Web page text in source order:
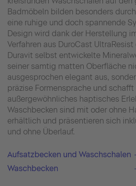
Badmöbeln bilden besonders
eine ruhige und doch spannende
Design wird dank der Herstellung
Verfahren aus DuroCast
Duravit selbst entwickelte
seiner samtig matten Oberfläche
ausgesprochen elegant aus,
präzise Formensprache und schafft
außergewöhnliches haptisches
Waschbecken sind mit oder ohne
erhältlich und präsentieren sich
und ohne Überlauf.
Aufsatzbecken und Waschschalen
Waschbecken